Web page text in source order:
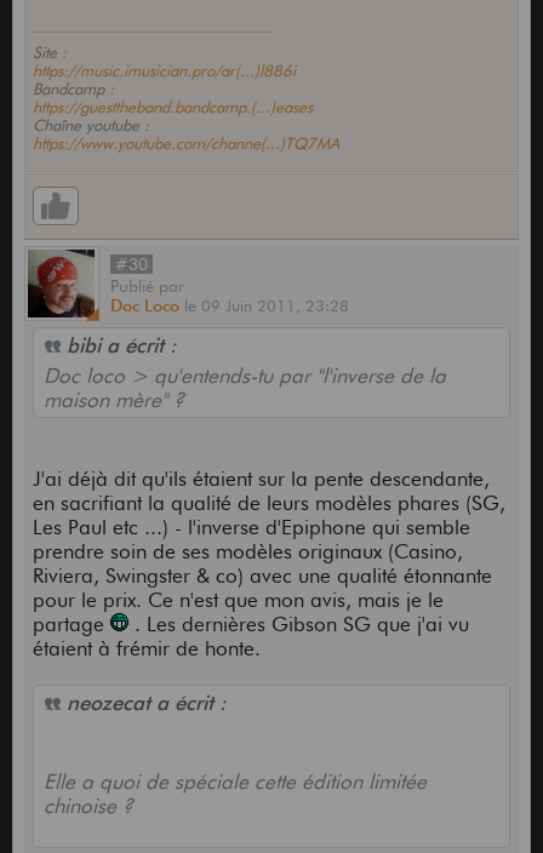
Site :
https://music.imusician.pro/ar(...)l886i
Bandcamp :
https://guesttheband.bandcamp.(...)eases
Chaîne youtube :
https://www.youtube.com/channe(...)TQ7MA
#30
Publié par
Doc Loco le 09 Juin 2011, 23:28
bibi a écrit :
Doc loco > qu'entends-tu par "l'inverse de la
maison mère" ?
J'ai déjà dit qu'ils étaient sur la pente descendante,
en sacrifiant la qualité de leurs modèles phares (SG,
Les Paul etc ...) - l'inverse d'Epiphone qui semble
prendre soin de ses modèles originaux (Casino,
Riviera, Swingster & co) avec une qualité étonnante
pour le prix. Ce n'est que mon avis, mais je le
partage
. Les dernières Gibson SG que j'ai vu
étaient à frémir de honte.
neozecat a écrit :
Elle a quoi de spéciale cette édition limitée
chinoise ?